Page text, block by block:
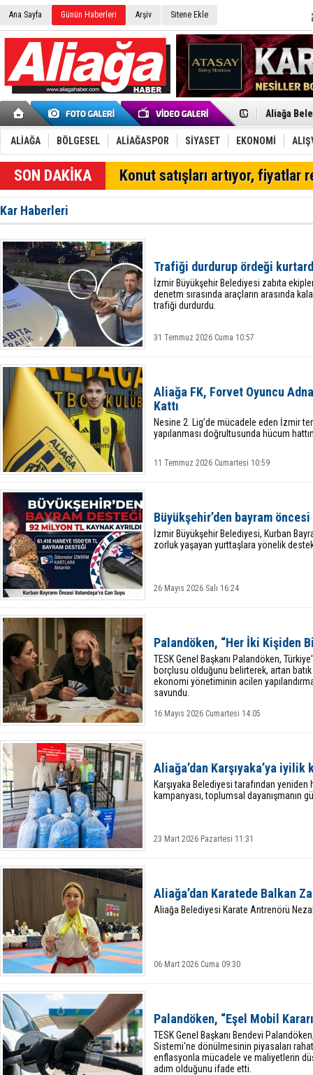
Ana Sayfa Günün Haberleri Arşiv Sitene Ekle
Havuz
Çoğunluk
Aliağa'da
Yeni
İzmir'in
CHP
Çağrısı
Onat
Menemen
Aliağa'da
Chp
Trafiği
ALİAĞA BÖLGESEL ALİAĞASPOR SİYASET EKONOMİ
SON DAKİKA Konut satışları artıyor, fiyatlar
Kar Haberleri
Trafiği durdurup ördeği
İzmir Büyükşehir Belediyesi zabıta
denetm sırasında araçların arasında
trafiği durdurdu.
31 Temmuz 2026 Cuma 10:57
Aliağa FK, Forvet Oyuncu
Kattı
Nesine 2. Lig’de mücadele eden İzmir
yapılanması doğrultusunda hücum
11 Temmuz 2026 Cumartesi 10:59
Büyükşehir’den bayram
İzmir Büyükşehir Belediyesi, Kurban
zorluk yaşayan yurttaşlara yönelik
26 Mayıs 2026 Salı 16:24
Palandöken, “Her İki Kişiden
TESK Genel Başkanı Palandöken,
borçlusu olduğunu belirterek, artan
ekonomi yönetiminin acilen
savundu.
16 Mayıs 2026 Cumartesi 14:05
Aliağa’dan Karşıyaka’ya iyilik
Karşıyaka Belediyesi tarafından
kampanyası, toplumsal dayanışmanın
23 Mart 2026 Pazartesi 11:31
Aliağa’dan Karatede Balkan
Aliağa Belediyesi Karate Antrenörü
06 Mart 2026 Cuma 09:30
Palandöken, “Eşel Mobil
TESK Genel Başkanı Bendevi
Sistemi'ne dönülmesinin piyasaları
enflasyonla mücadele ve maliyetlerin
adım olduğunu ifade etti.